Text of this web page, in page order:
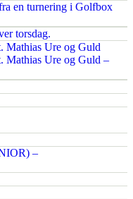
en turnering i Golfbox
torsdag.
Mathias Ure og Guld
Mathias Ure og Guld –
–